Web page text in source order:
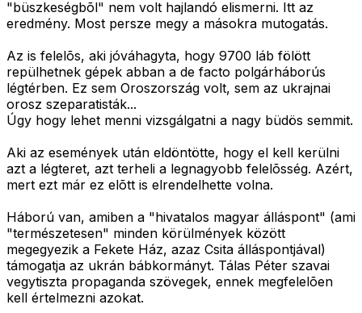
"büszkeségbõl" nem volt hajlandó elismerni. Itt az
eredmény. Most persze megy a másokra mutogatás.
Az is felelõs, aki jóváhagyta, hogy 9700 láb fölött
repülhetnek gépek abban a de facto polgárháborús
légtérben. Ez sem Oroszország volt, sem az ukrajnai
orosz szeparatisták...
Úgy hogy lehet menni vizsgálgatni a nagy büdös semmit.
Aki az események után eldöntötte, hogy el kell kerülni
azt a légteret, azt terheli a legnagyobb felelõsség. Azért,
mert ezt már ez elõtt is elrendelhette volna.
Háború van, amiben a "hivatalos magyar álláspont" (ami
"természetesen" minden körülmények között
megegyezik a Fekete Ház, azaz Csita álláspontjával)
támogatja az ukrán bábkormányt. Tálas Péter szavai
vegytiszta propaganda szövegek, ennek megfelelõen
kell értelmezni azokat.